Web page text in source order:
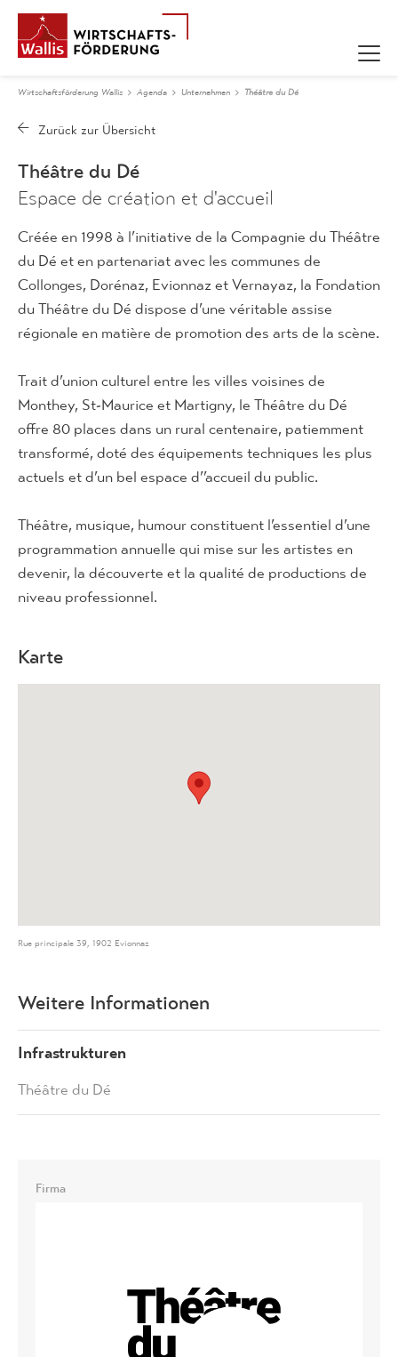
Wirtschaftsförderung Wallis Agenda Unternehmen Théâtre du Dé
Théâtre du Dé
Espace de création et d'accueil
Créée en 1998 à l’initiative de la Compagnie du Théâtre
du Dé et en partenariat avec les communes de
Collonges, Dorénaz, Evionnaz et Vernayaz, la Fondation
du Théâtre du Dé dispose d’une véritable assise
régionale en matière de promotion des arts de la scène.
Trait d’union culturel entre les villes voisines de
Monthey, St-Maurice et Martigny, le Théâtre du Dé
offre 80 places dans un rural centenaire, patiemment
transformé, doté des équipements techniques les plus
actuels et d’un bel espace d’’accueil du public.
Théâtre, musique, humour constituent l’essentiel d’une
programmation annuelle qui mise sur les artistes en
devenir, la découverte et la qualité de productions de
niveau professionnel.
Karte
Rue principale 39, 1902 Evionnaz
Weitere Informationen
Infrastrukturen
Théâtre du Dé
Firma